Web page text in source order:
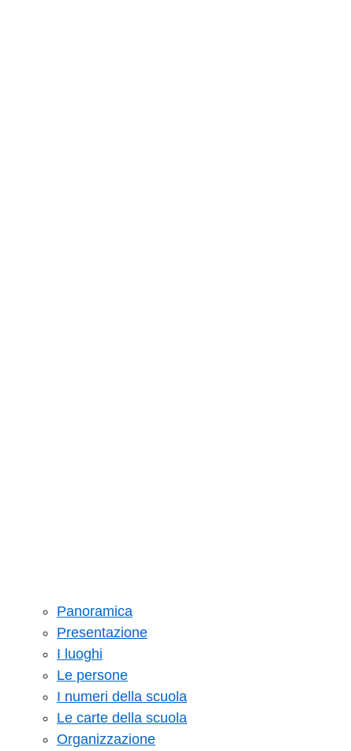
Panoramica
Presentazione
I luoghi
Le persone
I numeri della scuola
Le carte della scuola
Organizzazione